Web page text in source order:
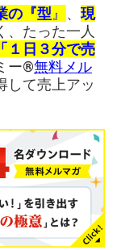
の『型 』 、 現
、たった一人
「１日３分で売
ー®︎無料メル
して売上アッ